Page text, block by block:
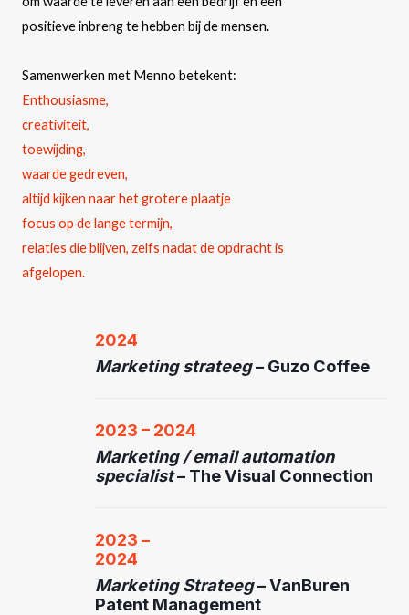
positieve inbreng te hebben bij de mensen.
Samenwerken met Menno betekent:
Enthousiasme,
creativiteit,
toewijding,
waarde gedreven,
altijd kijken naar het grotere plaatje
focus op de lange termijn,
relaties die blijven, zelfs nadat de opdracht is
afgelopen.
2024
Marketing strateeg– Guzo Coffee
2023 – 2024​
Marketing / email automation
specialist– The Visual Connection
2023 –
2024​
Marketing Strateeg–VanBuren
Patent Management